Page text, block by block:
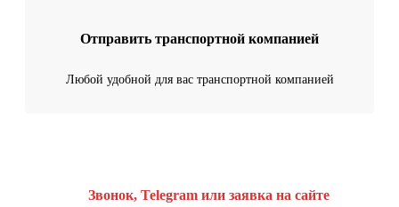
Отправить транспортной компанией
Любой удобной для вас транспортной компанией
Звонок, Telegram или заявка на сайте